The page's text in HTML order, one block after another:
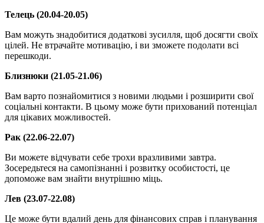
Телець (20.04-20.05)
Вам можуть знадобитися додаткові зусилля, щоб досягти своїх
цілей. Не втрачайте мотивацію, і ви зможете подолати всі
перешкоди.
Близнюки (21.05-21.06)
Вам варто познайомитися з новими людьми і розширити свої
соціальні контакти. В цьому може бути прихований потенціал
для цікавих можливостей.
Рак (22.06-22.07)
Ви можете відчувати себе трохи вразливими завтра.
Зосередьтеся на самопізнанні і розвитку особистості, це
допоможе вам знайти внутрішню міць.
Лев (23.07-22.08)
Це може бути вдалий день для фінансових справ і планування